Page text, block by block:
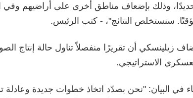
وذلك بإضعاف مناطق أخرى على أراضيهم وفي
سنستخلص النتائج"، - كتب الرئيس.
زيلينسكي أن تقريرًا منفصلاً تناول حالة إنتاج
الاستراتيجي.
في البيان: "نحن بصدّد اتخاذ خطوات جديدة وعادلة